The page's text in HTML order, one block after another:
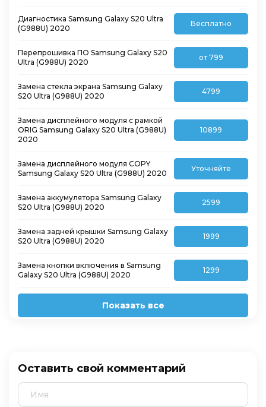
Диагностика Samsung Galaxy S20 Ultra
(G988U) 2020
Бесплатно
Перепрошивка ПО Samsung Galaxy S20
Ultra (G988U) 2020
от 799
Замена стекла экрана Samsung Galaxy
S20 Ultra (G988U) 2020
4799
Замена дисплейного модуля с рамкой
ORIG Samsung Galaxy S20 Ultra (G988U)
2020
10899
Замена дисплейного модуля COPY
Samsung Galaxy S20 Ultra (G988U) 2020
Уточняйте
Замена аккумулятора Samsung Galaxy
S20 Ultra (G988U) 2020
2599
Замена задней крышки Samsung Galaxy
S20 Ultra (G988U) 2020
1999
Замена кнопки включения в Samsung
Galaxy S20 Ultra (G988U) 2020
1299
Показать все
Оставить свой комментарий